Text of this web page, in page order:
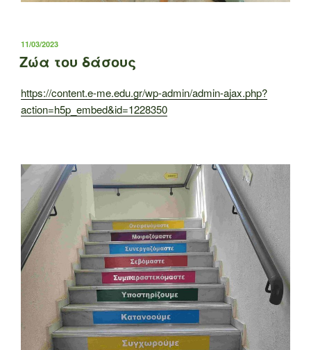
ΔΗΜΟΣΙΕΎΤΗΚΕ
ΣΤΙΣ
11/03/2023
Ζώα του δάσους
https://content.e-me.edu.gr/wp-admin/admin-ajax.php?
action=h5p_embed&id=1228350